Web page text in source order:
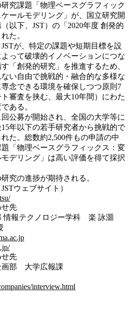
究課題「物理ベースグラフィック
ールモデリング」が、国立研究開
以下、JST）の「2020年度 創発的
た。
が、特定の課題や短期目標を設
って破壊的イノベーションにつな
「創発的研究」を推進するため、
い自由で挑戦的・融合的な多様な
念できる環境を確保しつつ原則7
審査を挟む、最大10年間）にわた
ある。
公募が開始され、全国の大学等に
年以下の若手研究者から挑戦的で
た。総数約2,500件もの申請の中
「物理ベースグラフィックス：変
デリング」は高い評価を得て採択
究の進捗が期待される。
ウェブサイト）
先
報テクノロジー学科 楽 詠灝
先
部 大学広報課
interview.html